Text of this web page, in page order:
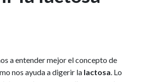
a entender mejor el concepto de
nos ayuda a digerir la lactosa. Lo